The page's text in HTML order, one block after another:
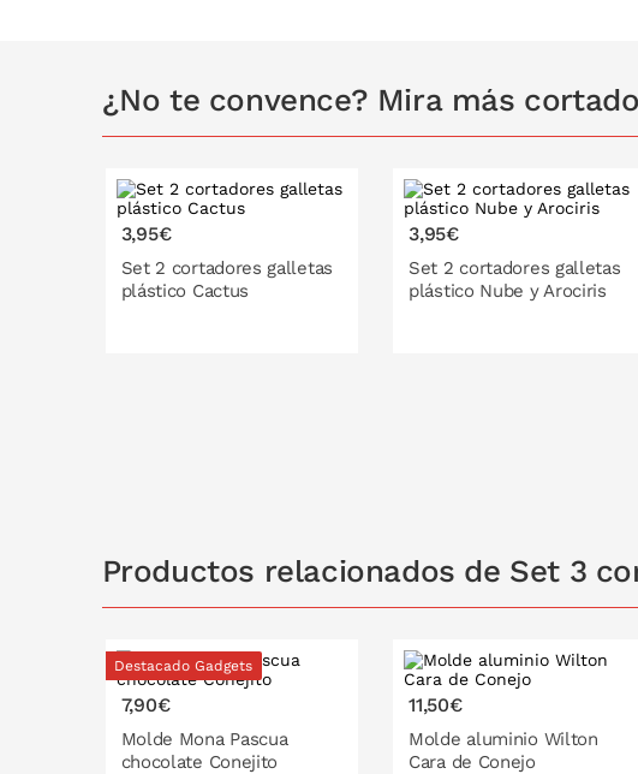
¿No te convence? Mira más
3,95€
Set 2 cortadores galletas
plástico Cactus
3,95€
Set 2 cortadores galletas
plástico Nube y Arociris
Productos relacionados de Set 3
Destacado Gadgets
7,90€
Molde Mona Pascua
chocolate Conejito
11,50€
Molde aluminio Wilton
Cara de Conejo